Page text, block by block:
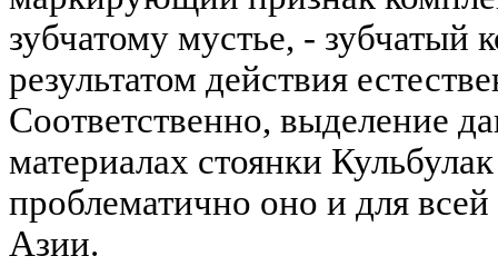
зубчатому мустье, - зубчатый
результатом действия
Соответственно, выделение
материалах стоянки
проблематично оно и для
Азии.